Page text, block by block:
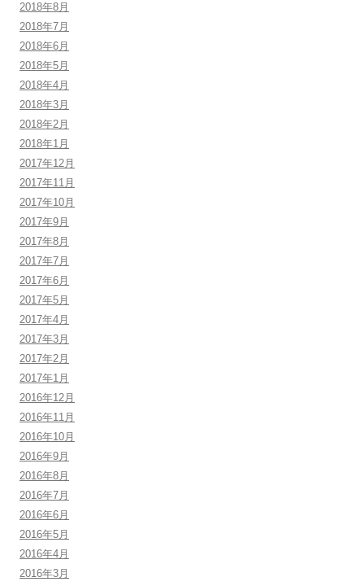
2018年8月
2018年7月
2018年6月
2018年5月
2018年4月
2018年3月
2018年2月
2018年1月
2017年12月
2017年11月
2017年10月
2017年9月
2017年8月
2017年7月
2017年6月
2017年5月
2017年4月
2017年3月
2017年2月
2017年1月
2016年12月
2016年11月
2016年10月
2016年9月
2016年8月
2016年7月
2016年6月
2016年5月
2016年4月
2016年3月